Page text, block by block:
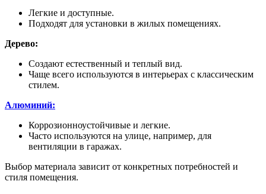
Легкие и доступные.
Подходят для установки в жилых помещениях.
Дерево:
Создают естественный и теплый вид.
Чаще всего используются в интерьерах с классическим
стилем.
Алюминий:
Коррозионноустойчивые и легкие.
Часто используются на улице, например, для
вентиляции в гаражах.
Выбор материала зависит от конкретных потребностей и
стиля помещения.